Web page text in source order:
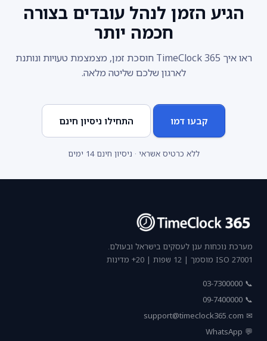
הגיע הזמן לנהל עובדים בצורה
חכמה יותר
ראו איך TimeClock 365 חוסכת זמן, מצמצמת טעויות ונותנת
לארגון שלכם שליטה מלאה.
קבעו דמו התחילו ניסיון חינם
ללא כרטיס אשראי · ניסיון חינם 14 ימים
מערכת נוכחות ענן לעסקים בישראל ובעולם.
ISO 27001 מוסמך | 12 שפות | 20+ מדינות
📞 03-7300000
📞 09-7400000
✉
support@timeclock365.com
💬 WhatsApp